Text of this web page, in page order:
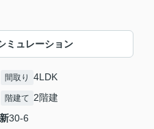
ミュレーション
間取り 4LDK
階建て 2階建
30-6